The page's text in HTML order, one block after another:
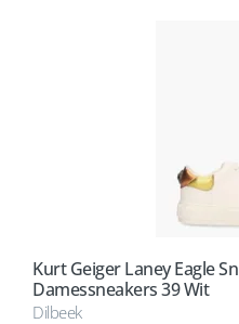
Kurt Geiger Laney Eagle
Damessneakers 39 Wit
Dilbeek